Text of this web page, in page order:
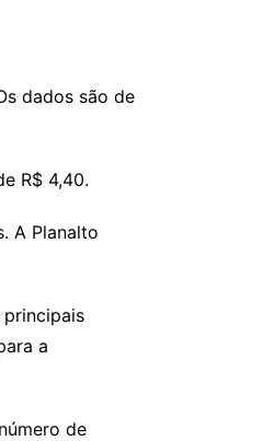
dados são de
R$ 4,40.
A Planalto
a
de